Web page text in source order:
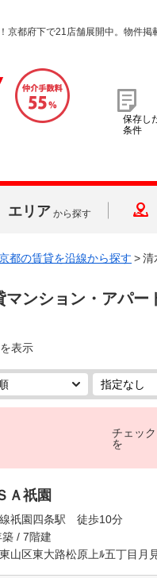
京都府下で21店舗展開中。物件掲
保存し
条件
エリア から探す
都の賃貸を沿線から探す >清
マンション・アパー
表示
チェッ
を
Ａ祇園
祇園四条駅 徒歩10分
/ 7階建
山区東大路松原上ﾙ五丁目月